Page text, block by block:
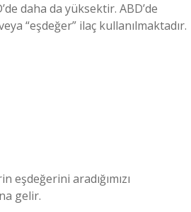
daha da yüksektir. ABD’de
“eşdeğer” ilaç kullanılmaktadır.
aradığımızı
gelir.